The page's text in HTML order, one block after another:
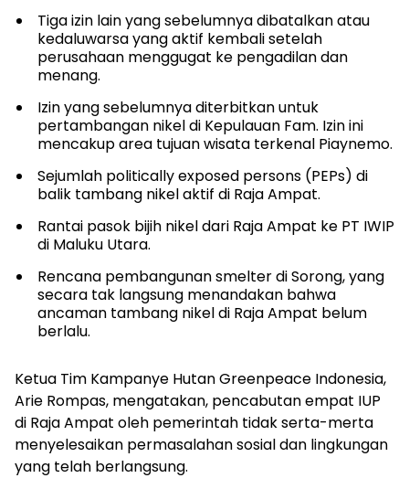
Tiga izin lain yang sebelumnya dibatalkan atau
kedaluwarsa yang aktif kembali setelah
perusahaan menggugat ke pengadilan dan
menang.
Izin yang sebelumnya diterbitkan untuk
pertambangan nikel di Kepulauan Fam. Izin ini
mencakup area tujuan wisata terkenal Piaynemo.
Sejumlah politically exposed persons (PEPs) di
balik tambang nikel aktif di Raja Ampat.
Rantai pasok bijih nikel dari Raja Ampat ke PT IWIP
di Maluku Utara.
Rencana pembangunansmelterdi Sorong, yang
secara tak langsung menandakan bahwa
ancaman tambang nikel di Raja Ampat belum
berlalu.
Ketua Tim Kampanye Hutan Greenpeace Indonesia,
Arie Rompas, mengatakan, pencabutan empat IUP
di Raja Ampat oleh pemerintah tidak serta-merta
menyelesaikan permasalahan sosial dan lingkungan
yang telah berlangsung.